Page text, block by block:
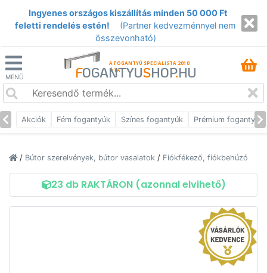
Ingyenes országos kiszállítás minden 50 000 Ft
feletti rendelés estén!
(Partner kedvezménnyel nem
összevonható)
MENÜ
A FOGANTYÚ SPECIALISTA 2010
ÓTA
FOGANTYUSHOP.HU
Akciók Fém fogantyúk Színes fogantyúk Prémium fogantyúk
/ Bútor szerelvények, bútor vasalatok / Fiókfékező, fiókbehúzó
23 db RAKTÁRON (azonnal elvihető)